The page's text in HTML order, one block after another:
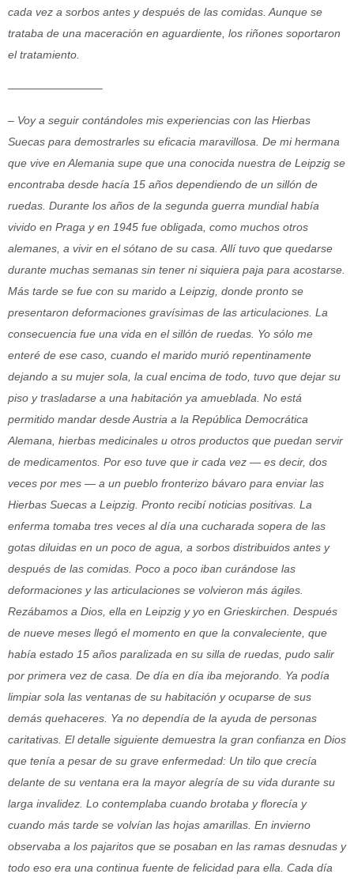
cada vez a sorbos antes y después de las comidas. Aunque se
trataba de una maceración en aguardiente, los riñones soportaron
el tratamiento.
————————–
– Voy a seguir contándoles mis experiencias con las Hierbas
Suecas para demostrarles su eficacia maravillosa. De mi hermana
que vive en Alemania supe que una conocida nuestra de Leipzig se
encontraba desde hacía 15 años dependiendo de un sillón de
ruedas. Durante los años de la segunda guerra mundial había
vivido en Praga y en 1945 fue obligada, como muchos otros
alemanes, a vivir en el sótano de su casa. Allí tuvo que quedarse
durante muchas semanas sin tener ni siquiera paja para acostarse.
Más tarde se fue con su marido a Leipzig, donde pronto se
presentaron deformaciones gravísimas de las articulaciones. La
consecuencia fue una vida en el sillón de ruedas. Yo sólo me
enteré de ese caso, cuando el marido murió repentinamente
dejando a su mujer sola, la cual encima de todo, tuvo que dejar su
piso y trasladarse a una habitación ya amueblada. No está
permitido mandar desde Austria a la República Democrática
Alemana, hierbas medicinales u otros productos que puedan servir
de medicamentos. Por eso tuve que ir cada vez — es decir, dos
veces por mes — a un pueblo fronterizo bávaro para enviar las
Hierbas Suecas a Leipzig. Pronto recibí noticias positivas. La
enferma tomaba tres veces al día una cucharada sopera de las
gotas diluidas en un poco de agua, a sorbos distribuidos antes y
después de las comidas. Poco a poco iban curándose las
deformaciones y las articulaciones se volvieron más ágiles.
Rezábamos a Dios, ella en Leipzig y yo en Grieskirchen. Después
de nueve meses llegó el momento en que la convaleciente, que
había estado 15 años paralizada en su silla de ruedas, pudo salir
por primera vez de casa. De día en día iba mejorando. Ya podía
limpiar sola las ventanas de su habitación y ocuparse de sus
demás quehaceres. Ya no dependía de la ayuda de personas
caritativas. El detalle siguiente demuestra la gran confianza en Dios
que tenía a pesar de su grave enfermedad: Un tilo que crecía
delante de su ventana era la mayor alegría de su vida durante su
larga invalidez. Lo contemplaba cuando brotaba y florecía y
cuando más tarde se volvían las hojas amarillas. En invierno
observaba a los pajaritos que se posaban en las ramas desnudas y
todo eso era una continua fuente de felicidad para ella. Cada día